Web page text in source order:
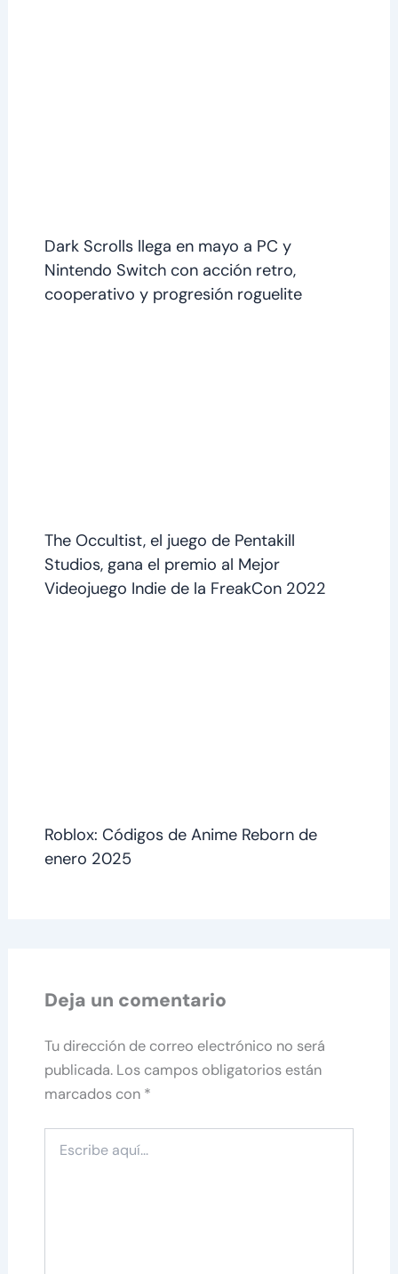
Dark Scrolls llega en mayo a PC y
Nintendo Switch con acción retro,
cooperativo y progresión roguelite
The Occultist, el juego de Pentakill
Studios, gana el premio al Mejor
Videojuego Indie de la FreakCon 2022
Roblox: Códigos de Anime Reborn de
enero 2025
Deja un comentario
Tu dirección de correo electrónico no será
publicada. Los campos obligatorios están
marcados con *
aquí...